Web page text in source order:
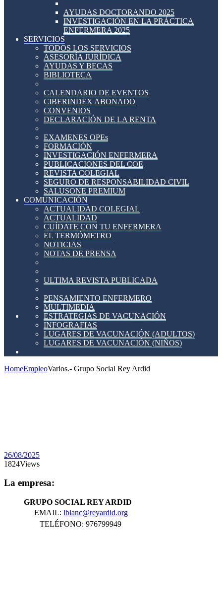
AYUDAS DOCTORANDO 2025
INVESTIGACIÓN EN LA PRÁCTICA
ENFERMERA 2025
SERVICIOS
TODOS LOS SERVICIOS
ASESORÍA JURÍDICA
AYUDAS Y BECAS
BIBLIOTECA
CALENDARIO DE EVENTOS
CIBERINDEX ABONADO
CONVENIOS
DECLARACIÓN DE LA RENTA
EXAMENES OPEs
FORMACIÓN
INVESTIGACIÓN ENFERMERA
PUBLICACIONES DEL COE
REVISTA COLEGIAL
SEGURO DE RESPONSABILIDAD CIVIL
SALUSONE PREMIUM
COMUNICACIÓN
ACTUALIDAD COLEGIAL
ACTUALIDAD
CUÍDATE CON TU ENFERMERA
EL TERMÓMETRO
NOTICIAS
NOTAS DE PRENSA
ULTIMA REVISTA PUBLICADA
PENSAMIENTO ENFERMERO
MULTIMEDIA
ESTRATEGIAS DE VACUNACIÓN
INFOGRAFIAS
LUGARES DE VACUNACIÓN (ADULTOS)
LUGARES DE VACUNACIÓN (NIÑOS)
HomeEmpleoVarios.- Grupo Social Rey Ardid
26/08/2025
1824Views
La empresa:
GRUPO SOCIAL REY ARDID
EMAIL: lblanc@reyardid.org
TELÉFONO: 976799949